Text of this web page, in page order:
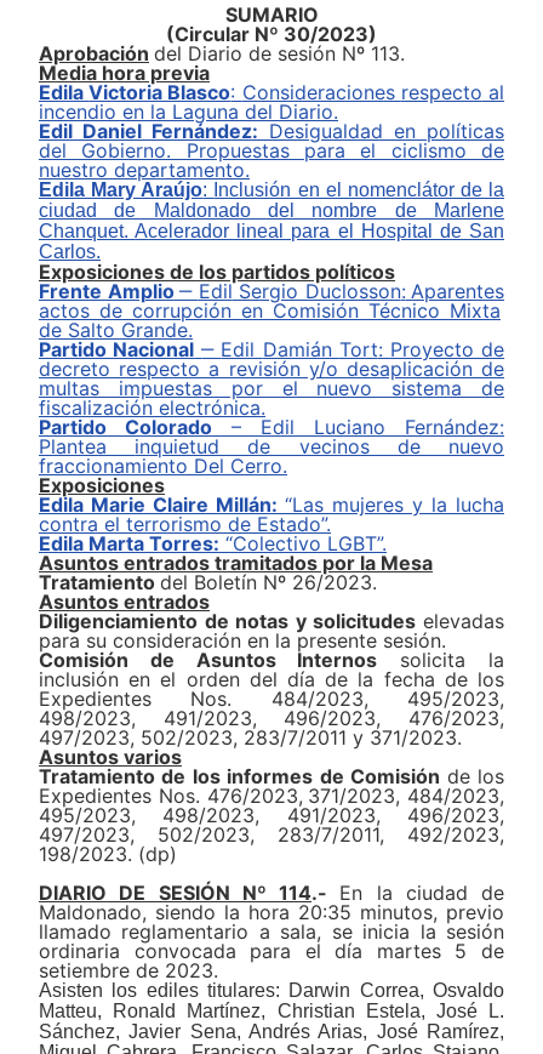
SUMARIO
(Circular Nº 30/2023)
Aprobación del Diario de sesión Nº 113.
Media hora previa
EdilaVictoria Blasco: Consideraciones respecto al
incendio en la Laguna del Diario.
Edil Daniel Fernández: Desigualdad en políticas
del Gobierno. Propuestas para el ciclismo de
nuestro departamento.
Edila Mary Araújo:
Inclusión en el nomenclátor de la
ciudad de Maldonado del nombre de Marlene
Chanquet.Acelerador lineal para el Hospital de San
Carlos.
Exposiciones de los partidos políticos
Frente Amplio ‒ Edil Sergio Duclosson: Aparentes
actos de corrupción enComisión Técnico Mixta
de Salto Grande.
Partido Nacional ‒ Edil Damián Tort: Proyecto de
decreto respecto a revisión y/o desaplicación de
multas impuestas por el nuevo sistema de
fiscalización electrónica.
Partido Colorado – Edil Luciano Fernández:
Plantea inquietud de vecinos de nuevo
fraccionamiento Del Cerro.
Exposiciones
Edila Marie Claire Millán: “Las mujeres y la lucha
contra el terrorismo de Estado”.
Edila Marta Torres: “Colectivo LGBT”.
Asuntos entrados tramitados por la Mesa
Tratamiento del Boletín Nº 26/2023.
Asuntos entrados
Diligenciamiento de notas y solicitudes elevadas
para su consideración en la presente sesión.
Comisión de Asuntos Internos solicita la
inclusión en el orden del día de la fecha de los
Expedientes Nos. 484/2023, 495/2023,
498/2023, 491/2023, 496/2023, 476/2023,
497/2023, 502/2023, 283/7/2011 y 371/2023.
Asuntos varios
Tratamientode losinformes de Comisión de los
Expedientes Nos. 476/2023, 371/2023, 484/2023,
495/2023, 498/2023, 491/2023, 496/2023,
497/2023, 502/2023, 283/7/2011, 492/2023,
198/2023. (dp)
DIARIO DE SESIÓN Nº 114.- En la ciudad de
Maldonado, siendo la hora 20:35 minutos, previo
llamado reglamentario a sala, se inicia la sesión
ordinaria convocada para el día martes 5 de
setiembre de 2023.
Asisten los ediles titulares: Darwin Correa, Osvaldo
Matteu, Ronald Martínez, Christian Estela, José L.
Sánchez, Javier Sena, Andrés Arias, José Ramírez,